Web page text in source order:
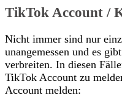
TikTok Account /
Nicht immer sind nur
unangemessen und es
verbreiten. In diesen
TikTok Account zu
Account melden: